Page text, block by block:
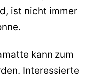
ist nicht immer
kann zum
Interessierte